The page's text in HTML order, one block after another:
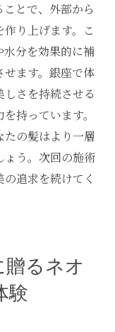
とで、外部から
り上げます。こ
水分を効果的に補
ます。銀座で体
さを持続させる
持っています。
の髪はより一層
ょう。次回の施術
追求を続けてく
るネオ
験